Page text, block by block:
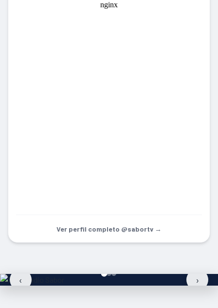
Ver perfil completo @sabortv →
‹ ›